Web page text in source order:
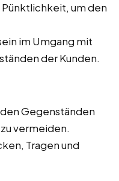
um den
im Umgang mit
der Kunden.
Gegenständen
vermeiden.
Tragen und